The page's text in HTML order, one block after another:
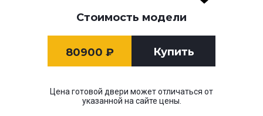
Стоимость модели
80900 ₽ Купить
Цена готовой двери может отличаться от
указанной на сайте цены.